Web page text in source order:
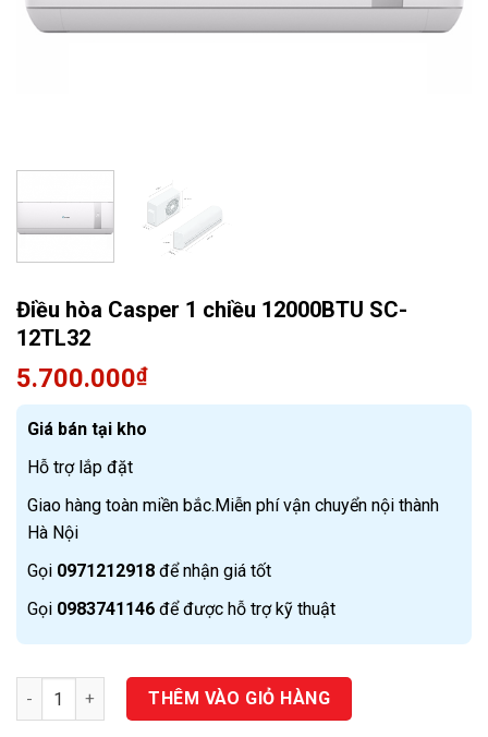
Điều hòa Casper 1 chiều 12000BTU SC-
12TL32
5.700.000₫
Giá bán tại kho
Hỗ trợ lắp đặt
Giao hàng toàn miền bắc.Miễn phí vận chuyển nội thành
Hà Nội
Gọi 0971212918 để nhận giá tốt
Gọi 0983741146 để được hỗ trợ kỹ thuật
Số lượng THÊM VÀO GIỎ HÀNG